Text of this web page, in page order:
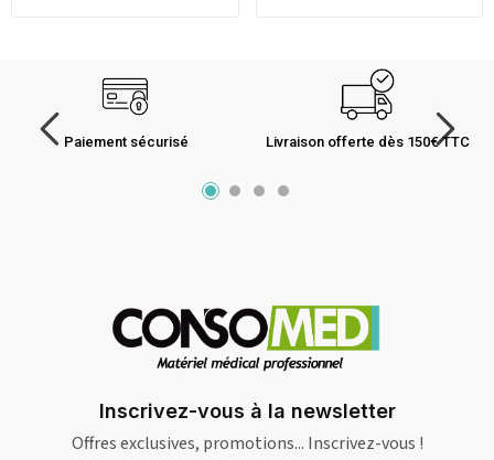
Paiement sécurisé Livraison offerte dès 150€ TTC
Inscrivez-vous à la newsletter
Offres exclusives, promotions... Inscrivez-vous !